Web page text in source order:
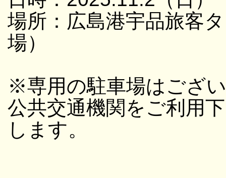
場所：広島港宇品旅客
場）
※専用の駐車場はござ
公共交通機関をご利用
します。